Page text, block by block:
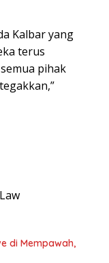
Kalbar yang
terus
pihak
di Mempawah,